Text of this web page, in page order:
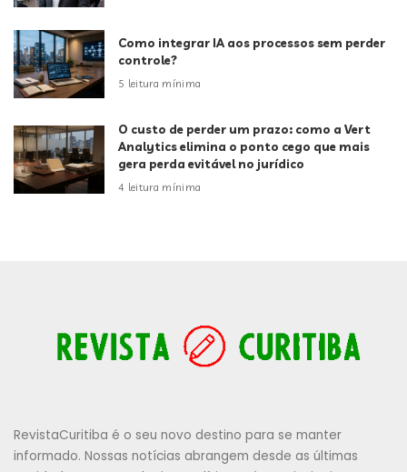
Como integrar IA aos processos sem perder
controle?
5 leitura mínima
O custo de perder um prazo: como a Vert
Analytics elimina o ponto cego que mais
gera perda evitável no jurídico
4 leitura mínima
RevistaCuritiba é o seu novo destino para se manter
informado. Nossas notícias abrangem desde as últimas